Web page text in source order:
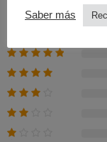
0.00 Promedio
Saber más